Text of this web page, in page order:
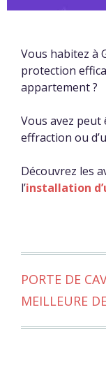
Vous habitez à
protection
appartement ?
Vous avez peut
effraction ou
Découvrez les
l’installation
PORTE DE
MEILLEURE